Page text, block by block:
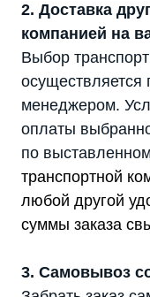
2. Доставка
компанией на
Выбор
менеджером.
оплаты
по
транспортной
любой другой
суммы заказа
3. Самовывоз